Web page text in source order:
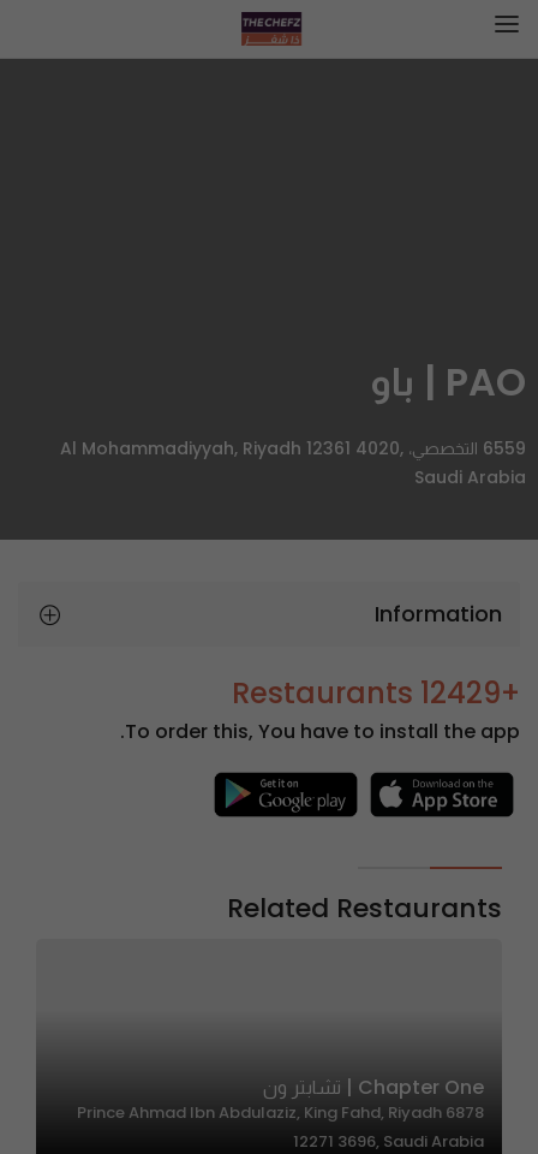
PAO | باو
6559 التخصصي، Al Mohammadiyyah, Riyadh 12361 4020,
Saudi Arabia
Information
+12429 Restaurants
To order this, You have to install the app.
Related Restaurants
Chapter One | تشابتر ون
6878 Prince Ahmad Ibn Abdulaziz, King Fahd, Riyadh
12271 3696, Saudi Arabia